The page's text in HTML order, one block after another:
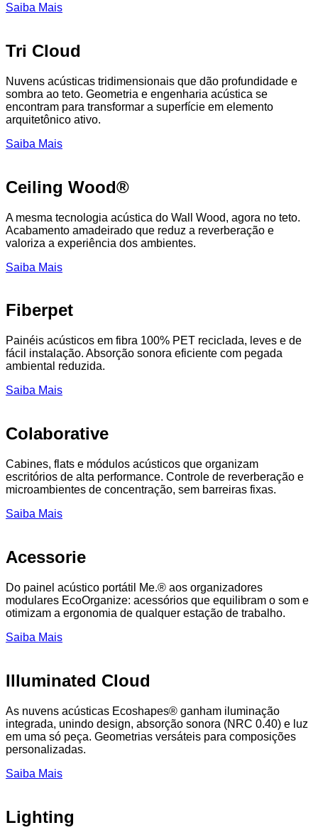
Saiba Mais
Tri Cloud
Nuvens acústicas tridimensionais que dão profundidade e
sombra ao teto. Geometria e engenharia acústica se
encontram para transformar a superfície em elemento
arquitetônico ativo.
Saiba Mais
Ceiling Wood®
A mesma tecnologia acústica do Wall Wood, agora no teto.
Acabamento amadeirado que reduz a reverberação e
valoriza a experiência dos ambientes.
Saiba Mais
Fiberpet
Painéis acústicos em fibra 100% PET reciclada, leves e de
fácil instalação. Absorção sonora eficiente com pegada
ambiental reduzida.
Saiba Mais
Colaborative
Cabines, flats e módulos acústicos que organizam
escritórios de alta performance. Controle de reverberação e
microambientes de concentração, sem barreiras fixas.
Saiba Mais
Acessorie
Do painel acústico portátil Me.® aos organizadores
modulares EcoOrganize: acessórios que equilibram o som e
otimizam a ergonomia de qualquer estação de trabalho.
Saiba Mais
Illuminated Cloud
As nuvens acústicas Ecoshapes® ganham iluminação
integrada, unindo design, absorção sonora (NRC 0.40) e luz
em uma só peça. Geometrias versáteis para composições
personalizadas.
Saiba Mais
Lighting